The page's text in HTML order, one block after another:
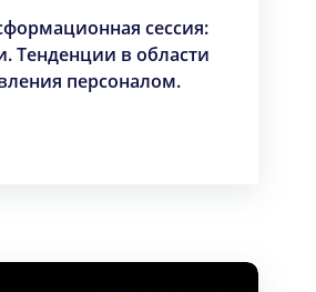
сессия:
Тенденции в области
персоналом.